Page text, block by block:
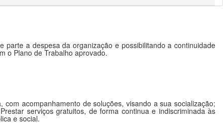
parte a despesa da organização e possibilitando a continuidade
o Plano de Trabalho aprovado.
acompanhamento de soluções, visando a sua socialização;
serviços gratuitos, de forma continua e indiscriminada às
e social.